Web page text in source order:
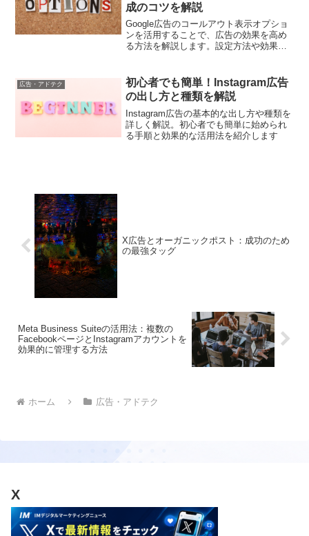
成のコツを解説
Google広告のコールアウト表示オプショ
ンを活用することで、広告の効果を高め
る方法を解説します。設定方法や効果的
広告・アドテク
初心者でも簡単！Instagram広告
の出し方と種類を解説
Instagram広告の基本的な出し方や種類を
詳しく解説。初心者でも簡単に始められ
る手順と効果的な活用法を紹介します
X広告とオーガニックポスト：成功のため
の最強タッグ
Meta Business Suiteの活用法：複数の
FacebookページとInstagramアカウントを
効果的に管理する方法
ホーム 広告・アドテク
X